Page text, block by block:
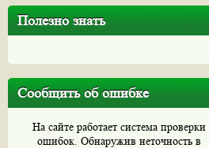
Полезно знать
Сообщить об ошибке
На сайте работает система проверки
ошибок. Обнаружив неточность в